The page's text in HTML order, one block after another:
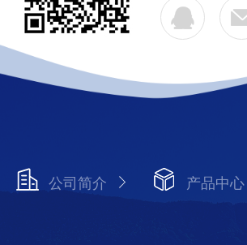
公司简介 产品中心